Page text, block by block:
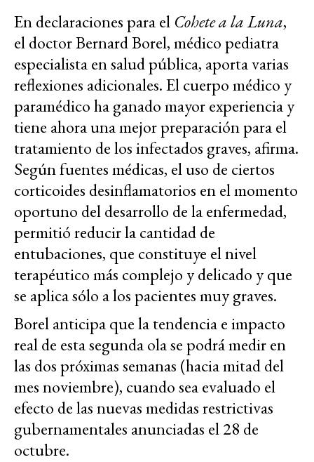
En declaraciones para el Cohete a la Luna,
el doctor Bernard Borel, médico pediatra
especialista en salud pública, aporta varias
reflexiones adicionales. El cuerpo médico y
paramédico ha ganado mayor experiencia y
tiene ahora una mejor preparación para el
tratamiento de los infectados graves, afirma.
Según fuentes médicas, el uso de ciertos
corticoides desinflamatorios en el momento
oportuno del desarrollo de la enfermedad,
permitió reducir la cantidad de
entubaciones, que constituye el nivel
terapéutico más complejo y delicado y que
se aplica sólo a los pacientes muy graves.
Borel anticipa que la tendencia e impacto
real de esta segunda ola se podrá medir en
las dos próximas semanas (hacia mitad del
mes noviembre), cuando sea evaluado el
efecto de las nuevas medidas restrictivas
gubernamentales anunciadas el 28 de
octubre.